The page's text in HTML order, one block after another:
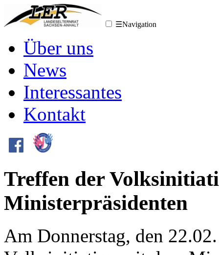
☰Navigation
Über uns
News
Interessantes
Kontakt
Treffen der
Ministerpräsidenten
Am Donnerstag, den